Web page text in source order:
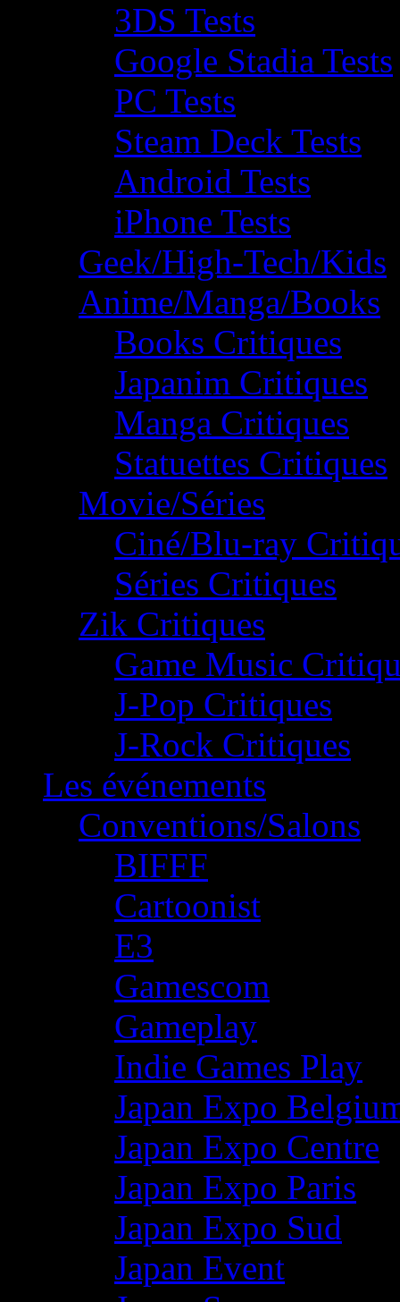
3DS Tests
Google Stadia Tests
PC Tests
Steam Deck Tests
Android Tests
iPhone Tests
Geek/High-Tech/Kids
Anime/Manga/Books
Books Critiques
Japanim Critiques
Manga Critiques
Statuettes Critiques
Movie/Séries
Ciné/Blu-ray
Séries Critiques
Zik Critiques
Game Music
J-Pop Critiques
J-Rock Critiques
Les événements
Conventions/Salons
BIFFF
Cartoonist
E3
Gamescom
Gameplay
Indie Games Play
Japan Expo
Japan Expo Centre
Japan Expo Paris
Japan Expo Sud
Japan Event